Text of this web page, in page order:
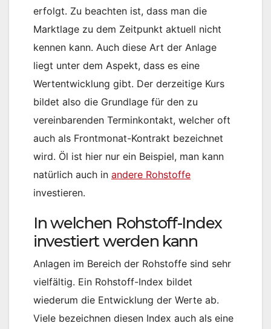
erfolgt. Zu beachten ist, dass man die
Marktlage zu dem Zeitpunkt aktuell nicht
kennen kann. Auch diese Art der Anlage
liegt unter dem Aspekt, dass es eine
Wertentwicklung gibt. Der derzeitige Kurs
bildet also die Grundlage für den zu
vereinbarenden Terminkontakt, welcher oft
auch als Frontmonat-Kontrakt bezeichnet
wird. Öl ist hier nur ein Beispiel, man kann
natürlich auch in andere Rohstoffe
investieren.
In welchen Rohstoff-Index
investiert werden kann
Anlagen im Bereich der Rohstoffe sind sehr
vielfältig. Ein Rohstoff-Index bildet
wiederum die Entwicklung der Werte ab.
Viele bezeichnen diesen Index auch als eine